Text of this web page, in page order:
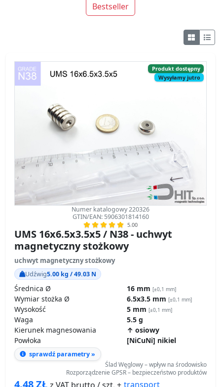
Bestseller
Produkt dostępny
Wysyłamy jutro
Numer katalogowy 220326
GTIN/EAN: 5906301814160
5.00
UMS 16x6.5x3.5x5 / N38 - uchwyt
magnetyczny stożkowy
uchwyt magnetyczny stożkowy
Udźwig5.00 kg / 49.03 N
Średnica Ø 16 mm [±0,1 mm]
Wymiar stożka Ø 6.5x3.5 mm [±0,1 mm]
Wysokość 5 mm [±0,1 mm]
Waga
5.5 g
Kierunek magnesowania
↑ osiowy
Powłoka
[NiCuNi] nikiel
sprawdź parametry »
Ślad Węglowy – wpływ na środowisko
Rozporządzenie GPSR – bezpieczeństwo produktów
4.48ZŁ transport